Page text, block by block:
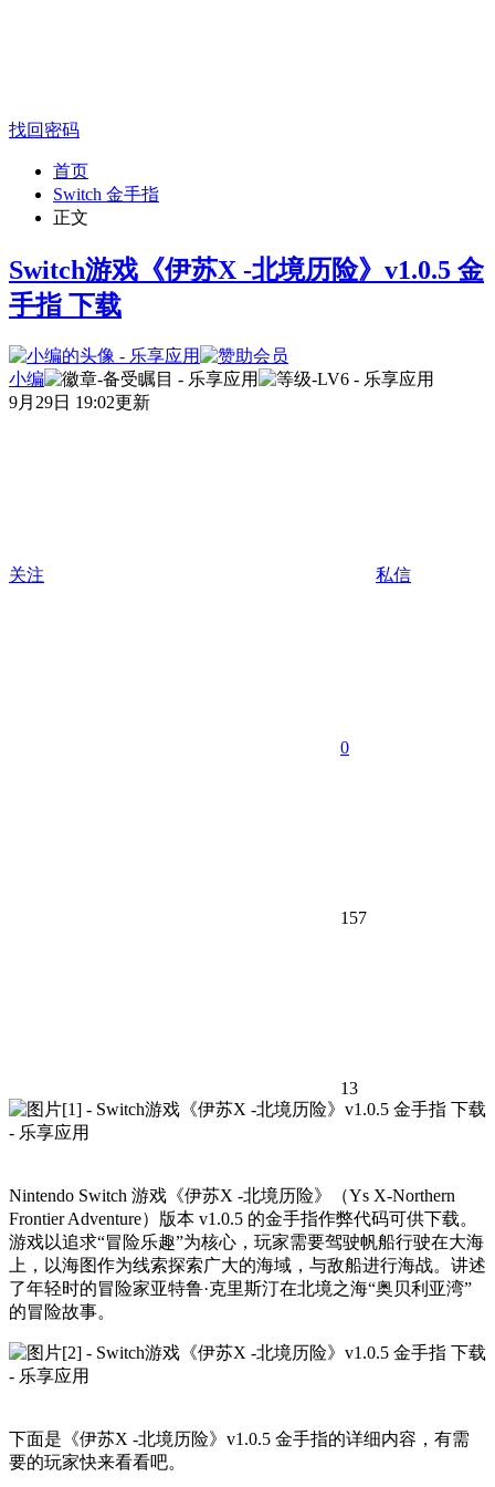
找回密码
首页
Switch 金手指
正文
Switch游戏《伊苏X -北境历险》v1.0.5 金
手指 下载
小编
9月29日 19:02更新
关注 私信
0
157
13
Nintendo Switch 游戏《伊苏X -北境历险》（Ys X-Northern
Frontier Adventure）版本 v1.0.5 的金手指作弊代码可供下载。
游戏以追求“冒险乐趣”为核心，玩家需要驾驶帆船行驶在大海
上，以海图作为线索探索广大的海域，与敌船进行海战。讲述
了年轻时的冒险家亚特鲁·克里斯汀在北境之海“奥贝利亚湾”
的冒险故事。
下面是《伊苏X -北境历险》v1.0.5 金手指的详细内容，有需
要的玩家快来看看吧。